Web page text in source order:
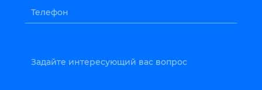
Телефон
Задайте интересующий вас вопрос